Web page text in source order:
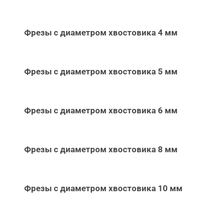
Фрезы с диаметром хвостовика 4 мм
Фрезы с диаметром хвостовика 5 мм
Фрезы с диаметром хвостовика 6 мм
Фрезы с диаметром хвостовика 8 мм
Фрезы с диаметром хвостовика 10 мм